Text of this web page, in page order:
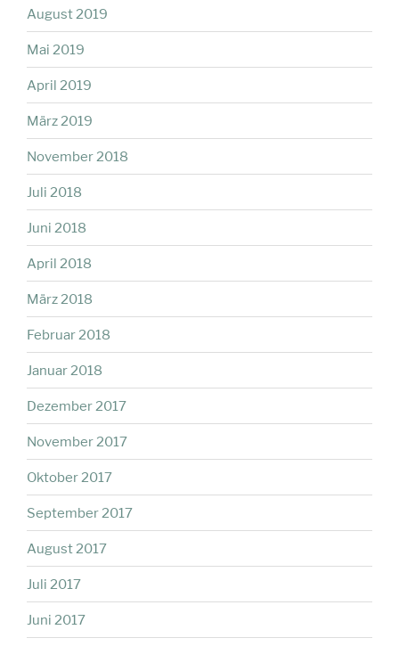
August 2019
Mai 2019
April 2019
März 2019
November 2018
Juli 2018
Juni 2018
April 2018
März 2018
Februar 2018
Januar 2018
Dezember 2017
November 2017
Oktober 2017
September 2017
August 2017
Juli 2017
Juni 2017